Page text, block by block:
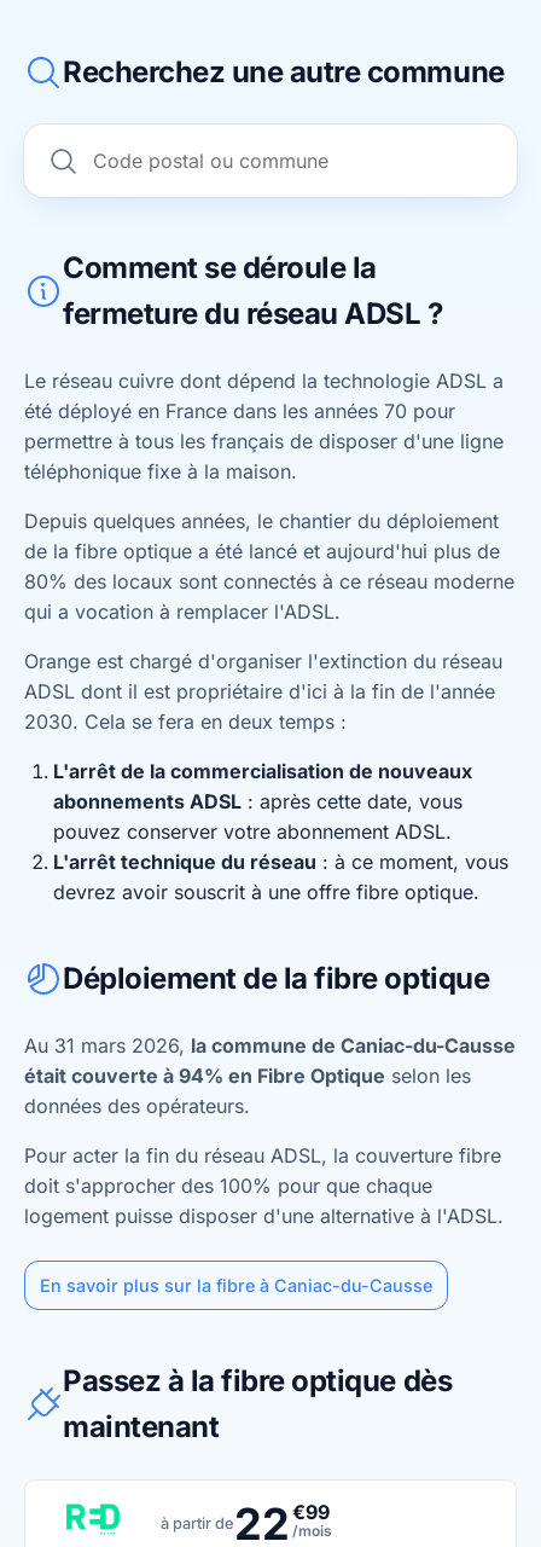
Recherchez une autre commune
Comment se déroule la
fermeture du réseau ADSL ?
Le réseau cuivre dont dépend la technologie ADSL a
été déployé en France dans les années 70 pour
permettre à tous les français de disposer d'une ligne
téléphonique fixe à la maison.
Depuis quelques années, le chantier du déploiement
de la fibre optique a été lancé et aujourd'hui plus de
80% des locaux sont connectés à ce réseau moderne
qui a vocation à remplacer l'ADSL.
Orange est chargé d'organiser l'extinction du réseau
ADSL dont il est propriétaire d'ici à la fin de l'année
2030. Cela se fera en deux temps :
L'arrêt de la commercialisation de nouveaux
abonnements ADSL : après cette date, vous
pouvez conserver votre abonnement ADSL.
L'arrêt technique du réseau : à ce moment, vous
devrez avoir souscrit à une offre fibre optique.
Déploiement de la fibre optique
Au 31 mars 2026, la commune de Caniac-du-Causse
était couverte à 94% en Fibre Optique selon les
données des opérateurs.
Pour acter la fin du réseau ADSL, la couverture fibre
doit s'approcher des 100% pour que chaque
logement puisse disposer d'une alternative à l'ADSL.
En savoir plus sur la fibre à Caniac-du-Causse
Passez à la fibre optique dès
maintenant
à partir de 22 €99
/mois